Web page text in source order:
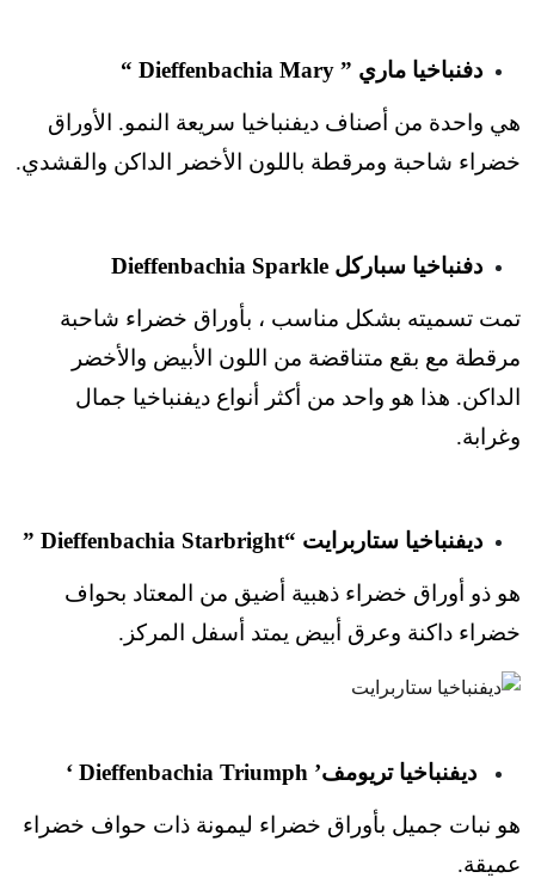
دفنباخيا ماري ” Dieffenbachia Mary “
هي واحدة من أصناف ديفنباخيا سريعة النمو. الأوراق
خضراء شاحبة ومرقطة باللون الأخضر الداكن والقشدي.
دفنباخيا سباركل Dieffenbachia Sparkle
تمت تسميته بشكل مناسب ، بأوراق خضراء شاحبة
مرقطة مع بقع متناقضة من اللون الأبيض والأخضر
الداكن. هذا هو واحد من أكثر أنواع ديفنباخيا جمال
وغرابة.
ديفنباخيا ستاربرايت “Dieffenbachia Starbright ”
هو ذو أوراق خضراء ذهبية أضيق من المعتاد بحواف
خضراء داكنة وعرق أبيض يمتد أسفل المركز.
ديفنباخيا تريومف’ Dieffenbachia Triumph ‘
هو نبات جميل بأوراق خضراء ليمونة ذات حواف خضراء
عميقة.